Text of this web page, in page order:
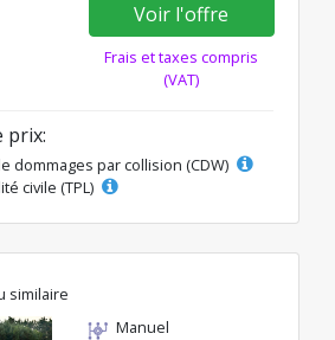
Voir l'offre
Frais et taxes compris
(VAT)
prix:
dommages par collision (CDW)
civile (TPL)
similaire
Manuel